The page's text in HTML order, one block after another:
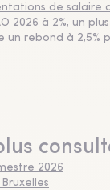
de salaire
2026 à 2%, un
un rebond à 2,5%
2026